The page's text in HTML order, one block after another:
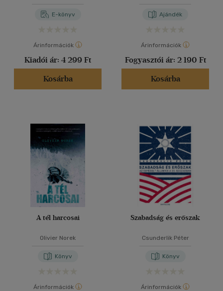
E-könyv
Árinformációk
Kiadói ár: 4 299 Ft
Kosárba
Ajándék
Árinformációk
Fogyasztói ár: 2 190 Ft
Kosárba
A tél harcosai
Olivier Norek
Könyv
Árinformációk
Szabadság és erőszak
Csunderlik Péter
Könyv
Árinformációk